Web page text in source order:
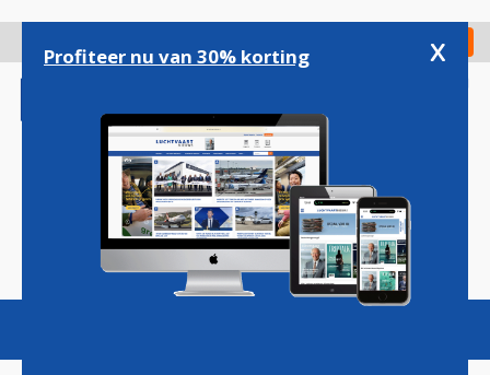
gaan
Check in
Magazine Podcasts Vacatures
Profiteer nu van 30% korting x